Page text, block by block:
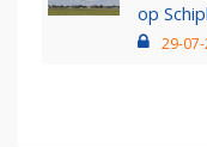
op
29-